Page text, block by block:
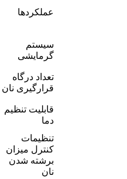
عملکردها
سیستم
گرمایشی
تعداد درگاه
قرارگیری نان
قابلیت تنظیم
دما
تنظیمات
کنترل میزان
برشته شدن
نان